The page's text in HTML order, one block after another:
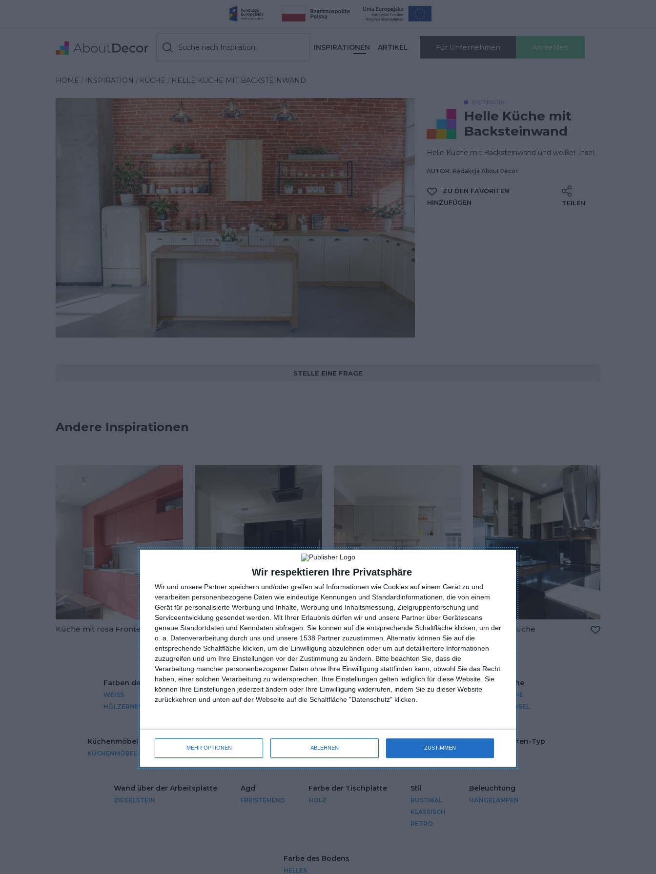
Wir respektieren Ihre Privatsphäre
Wir und unsere Partner speichern und/oder greifen auf Informationen wie Cookies auf einem Gerät zu und
verarbeiten personenbezogene Daten wie eindeutige Kennungen und Standardinformationen, die von einem
Gerät für personalisierte Werbung und Inhalte, Werbung und Inhaltsmessung, Zielgruppenforschung und
Serviceentwicklung gesendet werden.
Mit Ihrer Erlaubnis dürfen wir und unsere Partner über Gerätescans
genaue Standortdaten und Kenndaten abfragen. Sie können auf die entsprechende Schaltfläche klicken, um der
o. a. Datenverarbeitung durch uns und unsere 1538 Partner zuzustimmen. Alternativ können Sie auf die
entsprechende Schaltfläche klicken, um die Einwilligung abzulehnen oder um auf detailliertere Informationen
zuzugreifen und um Ihre Einstellungen vor der Zustimmung zu ändern.
Bitte beachten Sie, dass die
Verarbeitung mancher personenbezogener Daten ohne Ihre Einwilligung stattfinden kann, obwohl Sie das Recht
haben, einer solchen Verarbeitung zu widersprechen. Ihre Einstellungen gelten lediglich für diese Website. Sie
können Ihre Einstellungen jederzeit ändern oder Ihre Einwilligung widerrufen, indem Sie zu dieser Website
zurückkehren und unten auf der Webseite auf die Schaltfläche "Datenschutz" klicken.
MEHR OPTIONEN ABLEHNEN ZUSTIMMEN
Suche nach Inspiration INSPIRATIONEN ARTIKEL Für Unternehmen Anmelden
HOME INSPIRATION KÜCHE HELLE KÜCHE MIT BACKSTEINWAND
INSPIRACJA
Helle Küche mit
Backsteinwand
Helle Küche mit Backsteinwand und weißer Insel.
AUTOR: Redakcja AboutDecor
HINZUFÜGEN
TEILEN
STELLE EINE FRAGE
Andere Inspirationen
Küche mit rosa Fronten
Zu den Favoriten hinzufügen
Schwarz-weiße Küche
Zu den Favoriten hinzufügen
Graue Küche
Zu den Favoriten hinzufügen
Moderne Küche
Farben der Möbel
WEISS
HÖLZERNES
Boden Wände
ZIEGELSTEIN
Abmessungen Die Form der Küche
L-KÜCHE
Art der Küche
OFFENE KÜCHE
KÜCHE MIT INSEL
Küchenmöbel
KÜCHENMÖBEL-SETS
Fronten Typ Lackierte Fronten Farben der Fronten Arbeitsplatten-Typ
Wand über der Arbeitsplatte
ZIEGELSTEIN
Agd
FREISTEHEND
Farbe der Tischplatte
HOLZ
Stil
RUSTIKAL
KLASSISCH
RETRO
Beleuchtung
HÄNGELAMPEN
Farbe des Bodens
HELLES